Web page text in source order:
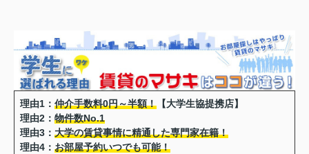
理由1：仲介手数料0円～半額！ 【大学生協提携店】
理由2：物件数No.1
理由3：大学の賃貸事情に精通した専門家在籍！
理由4：お部屋予約いつでも可能！